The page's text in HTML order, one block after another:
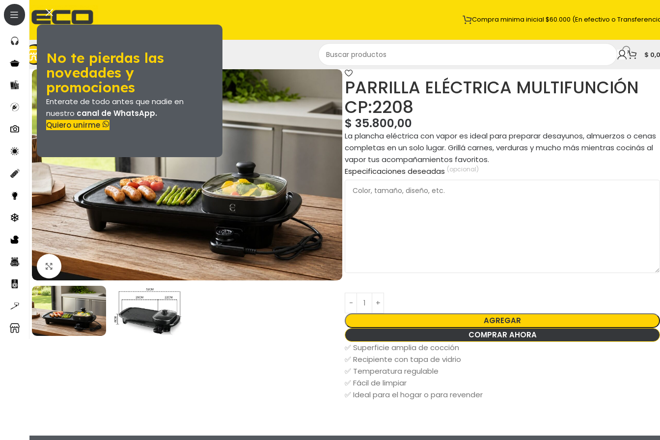
No te pierdas las
novedades y
promociones
Enterate de todo antes que nadie en
nuestro canal de WhatsApp.
Quiero unirme
Compra minima inicial $60.000 (En efectivo o
Productos Marroquineria (Valijas Y Más) $
PARRILLA ELÉCTRICA MULTIFUNCIÓN
CP:2208
$ 35.800,00
La plancha eléctrica con vapor es ideal para preparar desayunos, almuerzos o cenas
completas en un solo lugar. Grillá carnes, verduras y mucho más mientras cocinás al
vapor tus acompañamientos favoritos.
Especificaciones deseadas (opcional)
AGREGAR
COMPRAR AHORA
✅ Superficie amplia de cocción
✅ Recipiente con tapa de vidrio
✅ Temperatura regulable
✅ Fácil de limpiar
✅ Ideal para el hogar o para revender